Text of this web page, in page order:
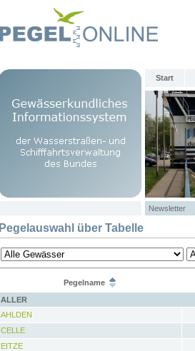
Start
Newsletter
Pegelauswahl über Tabelle
Pegelname
ALLER
AHLDEN
CELLE
EITZE